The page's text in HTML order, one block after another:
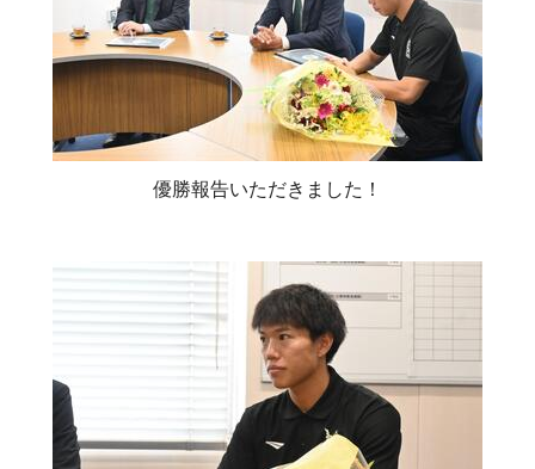
優勝報告いただきました！